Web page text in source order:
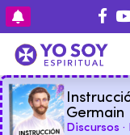
Germain
Discursos